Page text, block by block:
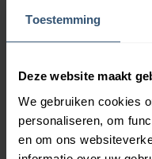
Toestemming
Deze website maakt
We gebruiken cookies
personaliseren, om
en om ons
Roze borduurgarens
Zwarte borduurgarens
Gerelateerde